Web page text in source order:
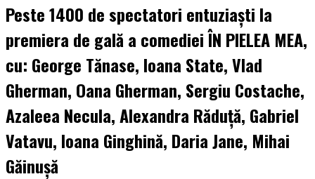
Peste 1400 de spectatori entuziaști la
premiera de gală a comediei ÎN PIELEA MEA,
cu: George Tănase, Ioana State, Vlad
Gherman, Oana Gherman, Sergiu Costache,
Azaleea Necula, Alexandra Răduță, Gabriel
Vatavu, Ioana Ginghină, Daria Jane, Mihai
Găinușă